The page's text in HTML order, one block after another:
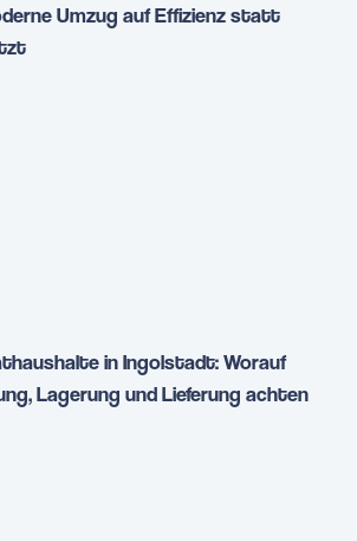
Umzug auf Effizienz statt
in Ingolstadt: Worauf
Lagerung und Lieferung achten